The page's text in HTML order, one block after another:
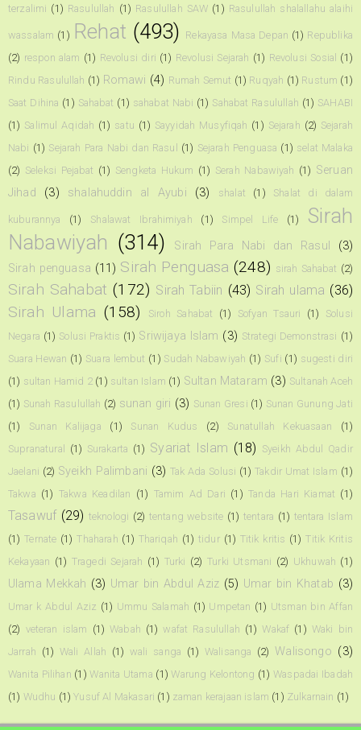
terzalimi (1) Rasulullah (1) Rasulullah SAW (1) Rasulullah shalallahu alaihi
wassalam (1) Rehat (493) Rekayasa Masa Depan (1) Republika
(2) respon alam (1) Revolusi diri (1) Revolusi Sejarah (1) Revolusi Sosial (1)
Rindu Rasulullah (1) Romawi (4) Rumah Semut (1) Ruqyah (1) Rustum (1)
Saat Dihina (1) Sahabat (1) sahabat Nabi (1) Sahabat Rasulullah (1) SAHABI
(1) Salimul Aqidah (1) satu (1) Sayyidah Musyfiqah (1) Sejarah (2) Sejarah
Nabi (1) Sejarah Para Nabi dan Rasul (1) Sejarah Penguasa (1) selat Malaka
(2) Seleksi Pejabat (1) Sengketa Hukum (1) Serah Nabawiyah (1) Seruan
Jihad
(3) shalahuddin al Ayubi (3) shalat (1) Shalat di dalam
kuburannya (1) Shalawat Ibrahimiyah (1) Simpel Life (1)
Sirah
Nabawiyah (314) Sirah Para Nabi dan Rasul
(3)
Sirah penguasa (11) Sirah Penguasa (248) sirah Sahabat (2)
Sirah Sahabat (172) Sirah Tabiin (43) Sirah ulama (36)
Sirah Ulama (158) Siroh Sahabat (1) Sofyan Tsauri (1)
Solusi
Negara (1) Solusi Praktis (1) Sriwijaya Islam (3) Strategi Demonstrasi (1)
Suara Hewan (1) Suara lembut (1) Sudah Nabawiyah (1) Sufi (1) sugesti diri
(1) sultan Hamid 2 (1) sultan Islam (1) Sultan Mataram (3) Sultanah Aceh
(1) Sunah Rasulullah (2) sunan giri (3) Sunan Gresi (1) Sunan Gunung Jati
(1)
Sunan Kalijaga (1) Sunan Kudus (2) Sunatullah Kekuasaan
(1)
Supranatural
(1) Surakarta (1) Syariat Islam (18) Syeikh Abdul Qadir
Jaelani (2) Syeikh Palimbani (3) Tak Ada Solusi (1) Takdir Umat Islam (1)
Takwa (1) Takwa Keadilan (1) Tamim Ad Dari (1) Tanda Hari Kiamat (1)
Tasawuf (29) teknologi (2) tentang website (1) tentara (1) tentara Islam
(1) Ternate (1) Thaharah (1) Thariqah (1) tidur (1) Titik kritis (1) Titik Kritis
Kekayaan (1) Tragedi Sejarah (1) Turki (2) Turki Utsmani (2) Ukhuwah (1)
Ulama Mekkah (3) Umar bin Abdul Aziz (5) Umar bin Khatab (3)
Umar k Abdul Aziz (1) Ummu Salamah (1) Umpetan (1) Utsman bin Affan
(2) veteran islam (1) Wabah (1) wafat Rasulullah (1) Wakaf (1) Waki bin
Jarrah (1) Wali Allah (1) wali sanga (1) Walisanga (2) Walisongo (3)
Wanita Pilihan (1) Wanita Utama (1) Warung Kelontong (1) Waspadai Ibadah
(1) Wudhu (1) Yusuf Al Makasari (1) zaman kerajaan islam (1) Zulkarnain (1)